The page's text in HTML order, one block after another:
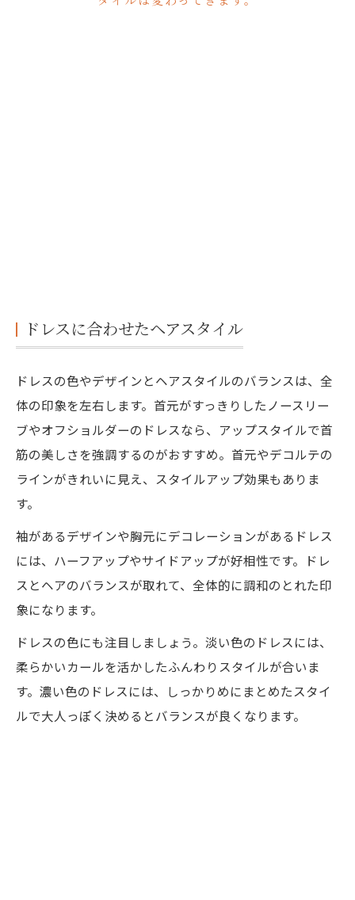
ドレスに合わせたヘアスタイル
ドレスの色やデザインとヘアスタイルのバランスは、全
体の印象を左右します。首元がすっきりしたノースリー
ブやオフショルダーのドレスなら、アップスタイルで首
筋の美しさを強調するのがおすすめ。首元やデコルテの
ラインがきれいに見え、スタイルアップ効果もありま
す。
袖があるデザインや胸元にデコレーションがあるドレス
には、ハーフアップやサイドアップが好相性です。ドレ
スとヘアのバランスが取れて、全体的に調和のとれた印
象になります。
ドレスの色にも注目しましょう。淡い色のドレスには、
柔らかいカールを活かしたふんわりスタイルが合いま
す。濃い色のドレスには、しっかりめにまとめたスタイ
ルで大人っぽく決めるとバランスが良くなります。